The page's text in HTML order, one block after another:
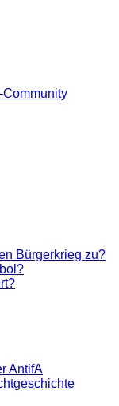
Community
Bürgerkrieg zu?
AntifA